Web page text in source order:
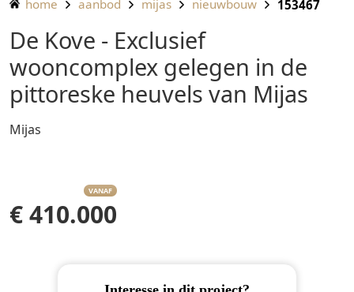
home aanbod mijas nieuwbouw 153467
De Kove - Exclusief
wooncomplex gelegen in de
pittoreske heuvels van Mijas
Mijas
VANAF
€ 410.000